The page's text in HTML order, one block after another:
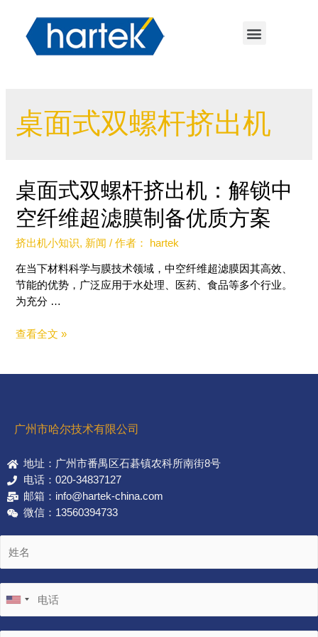
桌面式双螺杆挤出机
桌面式双螺杆挤出机：解锁中
空纤维超滤膜制备优质方案
挤出机小知识, 新闻 / 作者： hartek
在当下材料科学与膜技术领域，中空纤维超滤膜因其高效、
节能的优势，广泛应用于水处理、医药、食品等多个行业。
为充分 …
查看全文 »
广州市哈尔技术有限公司
地址：广州市番禺区石碁镇农科所南街8号
电话：020-34837127
邮箱：info@hartek-china.com
微信：13560394733